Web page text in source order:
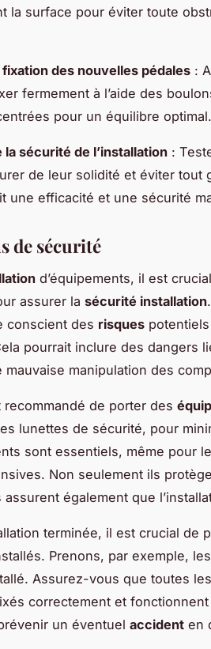
la surface pour éviter toute
des nouvelles pédales :
fermement à l’aide des
pour un équilibre optimal.
sécurité de l’installation :
de leur solidité et éviter tout
une efficacité et une sécurité
de sécurité
d’équipements, il est
assurer la sécurité installation
conscient des risques
pourrait inclure des dangers
mauvaise manipulation des
recommandé de porter des
lunettes de sécurité, pour
sont essentiels, même pour
Non seulement ils
assurent également que
terminée, il est crucial de
Prenons, par exemple,
Assurez-vous que toutes
correctement et
un éventuel accident en